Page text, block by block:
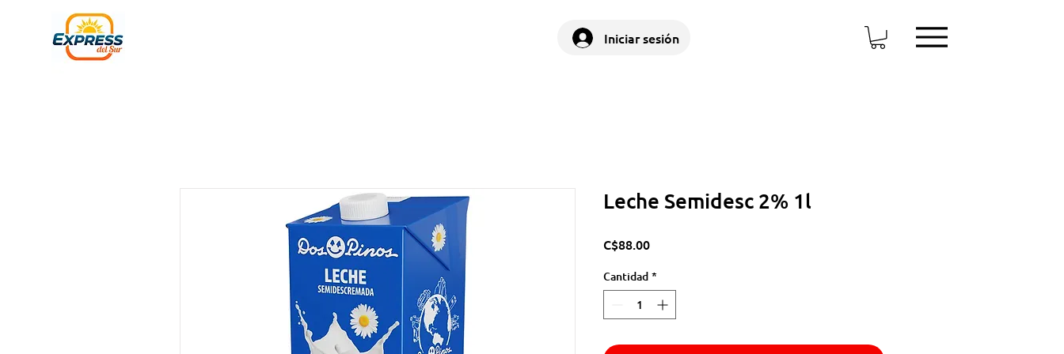
Iniciar sesión
Leche Semidesc 2% 1l
C$88.00Precio
Cantidad *